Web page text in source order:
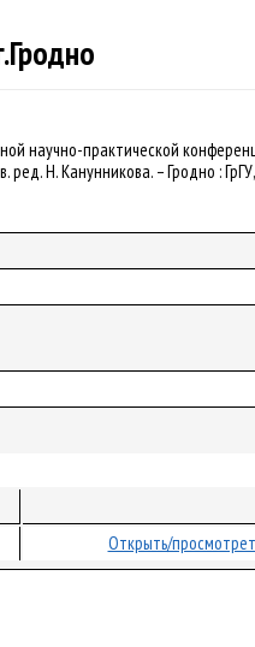
научно-практической
Н. Канунникова. – Гродно :
Открыть/